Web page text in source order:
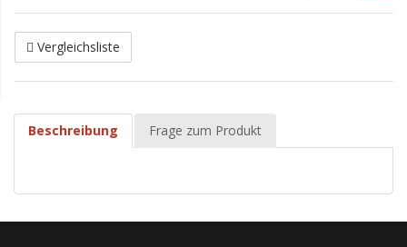
Vergleichsliste
Beschreibung Frage zum Produkt